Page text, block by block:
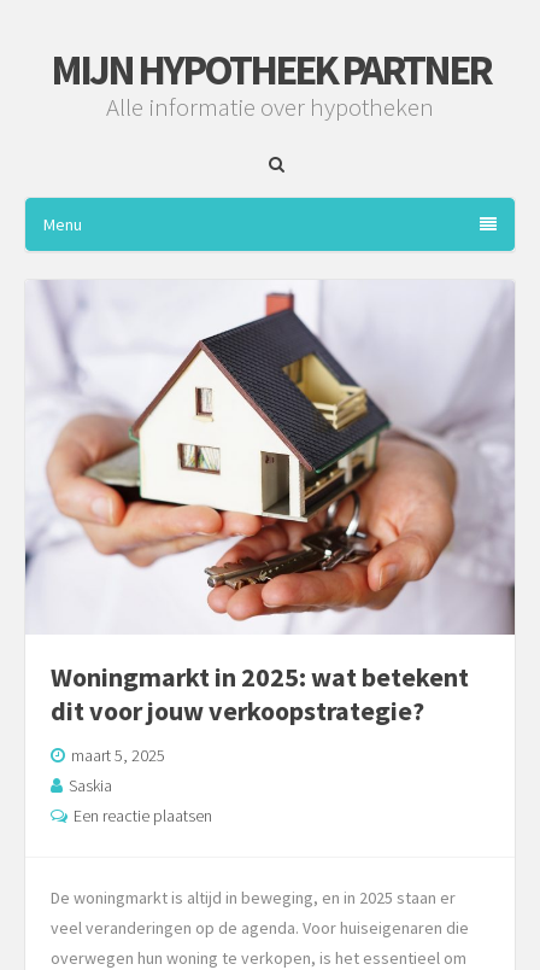
MIJN HYPOTHEEK PARTNER
Alle informatie over hypotheken
Menu
Woningmarkt in 2025: wat betekent
dit voor jouw verkoopstrategie?
maart 5, 2025
Saskia
Een reactie plaatsen
De woningmarkt is altijd in beweging, en in 2025 staan er
veel veranderingen op de agenda. Voor huiseigenaren die
overwegen hun woning te verkopen, is het essentieel om